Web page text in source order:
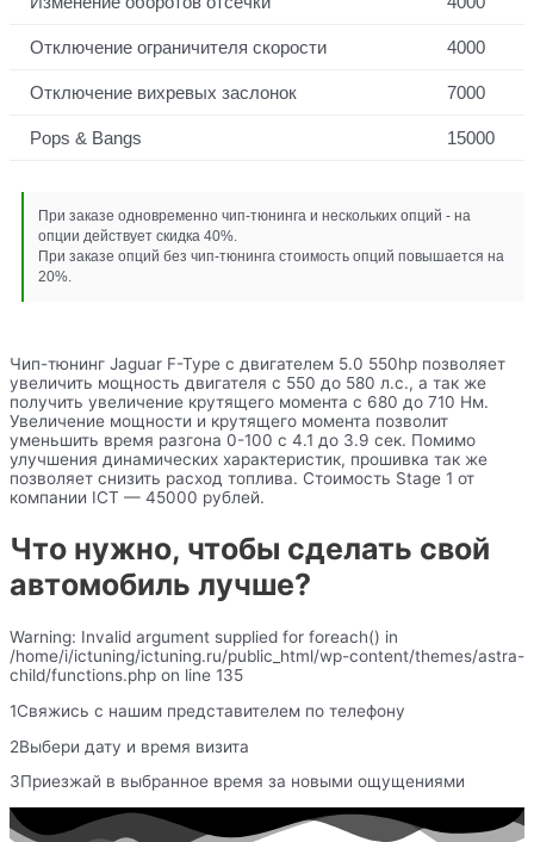
Отключение ограничителя скорости 4000
Отключение вихревых заслонок 7000
Pops & Bangs 15000
При заказе одновременно чип-тюнинга и нескольких опций - на
опции действует скидка 40%.
При заказе опций без чип-тюнинга стоимость опций повышается на
20%.
Чип-тюнинг Jaguar F-Type с двигателем 5.0 550hp позволяет
увеличить мощность двигателя с 550 до 580 л.с., а так же
получить увеличение крутящего момента с 680 до 710 Нм.
Увеличение мощности и крутящего момента позволит
уменьшить время разгона 0-100 с 4.1 до 3.9 сек. Помимо
улучшения динамических характеристик, прошивка так же
позволяет снизить расход топлива. Стоимость Stage 1 от
компании ICT — 45000 рублей.
Что нужно, чтобы сделать свой
автомобиль лучше?
Warning: Invalid argument supplied for foreach() in
/home/i/ictuning/ictuning.ru/public_html/wp-content/themes/astra-
child/functions.php on line 135
1Свяжись с нашим представителем по телефону
2Выбери дату и время визита
3Приезжай в выбранное время за новыми ощущениями